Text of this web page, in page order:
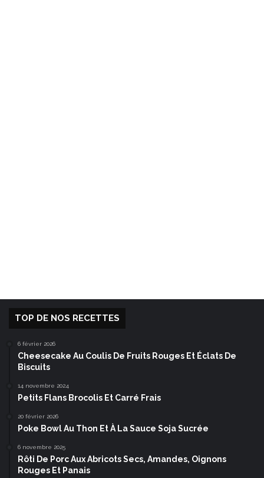
TOP DE NOS RECETTES
6 février 2026
Cheesecake Au Coulis De Fruits Rouges Et Éclats De
Biscuits
14 novembre 2024
Petits Flans Brocolis Et Carré Frais
20 février 2026
Poke Bowl Au Thon Et À La Sauce Soja Sucrée
6 novembre 2025
Rôti De Porc Aux Abricots Secs, Amandes, Oignons
Rouges Et Panais